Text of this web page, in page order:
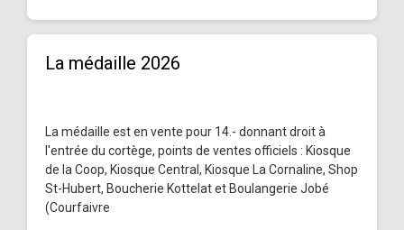
La médaille 2026
La médaille est en vente pour 14.- donnant droit à
l'entrée du cortège, points de ventes officiels : Kiosque
de la Coop, Kiosque Central, Kiosque La Cornaline, Shop
St-Hubert, Boucherie Kottelat et Boulangerie Jobé
(Courfaivre